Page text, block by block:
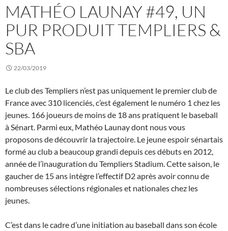
MATHÉO LAUNAY #49, UN
PUR PRODUIT TEMPLIERS &
SBA
22/03/2019
Le club des Templiers n’est pas uniquement le premier club de
France avec 310 licenciés, c’est également le numéro 1 chez les
jeunes. 166 joueurs de moins de 18 ans pratiquent le baseball
à Sénart. Parmi eux, Mathéo Launay dont nous vous
proposons de découvrir la trajectoire. Le jeune espoir sénartais
formé au club a beaucoup grandi depuis ces débuts en 2012,
année de l’inauguration du Templiers Stadium. Cette saison, le
gaucher de 15 ans intègre l’effectif D2 après avoir connu de
nombreuses sélections régionales et nationales chez les
jeunes.
C’est dans le cadre d’une initiation au baseball dans son école